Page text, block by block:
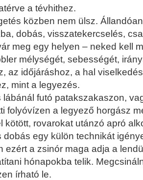
a tévhithez.
közben nem ülsz.
dobás, visszatekercselés,
meg egy helyen – neked kell
mélységét, sebességét,
az időjáráshoz, a hal
mint a legyezés.
lábánál futó patakszakaszon,
folyóvízen a legyező horgász
kötött, rovarokat utánzó apró
dobás egy külön technikát
ezért a zsinór maga adja a
hónapokba telik.
írható le.